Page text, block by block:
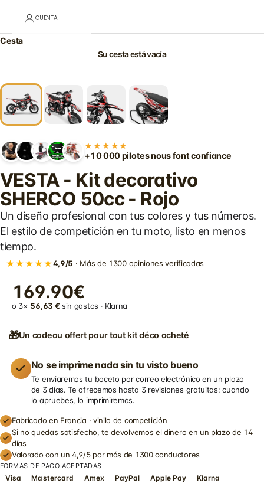
CUENTA
Cesta
Su cesta está vacía
★★★★★
+10 000 pilotes nous font confiance
VESTA - Kit decorativo
SHERCO 50cc - Rojo
Un diseño profesional con tus colores y tus números.
El estilo de competición en tu moto, listo en menos
tiempo.
★★★★★4,9/5 · Más de 1300 opiniones verificadas
169.90€
o 3× 56,63 € sin gastos · Klarna
🎁Un cadeau offert pour tout kit déco acheté
No se imprime nada sin tu visto bueno
Te enviaremos tu boceto por correo electrónico en un plazo
de 3 días. Te ofrecemos hasta 3 revisiones gratuitas: cuando
lo apruebes, lo imprimiremos.
Fabricado en Francia · vinilo de competición
Si no quedas satisfecho, te devolvemos el dinero en un plazo de 14
días
Valorado con un 4,9/5 por más de 1300 conductores
FORMAS DE PAGO ACEPTADAS
Visa Mastercard Amex PayPal Apple Pay Klarna